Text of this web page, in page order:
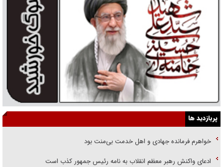
پربازدید ها
خواهرم فرمانده جهادی و اهل خدمت بی‌منت بود
ادعای واکنش رهبر معظم انقلاب به نامه رئیس جمهور کذب است